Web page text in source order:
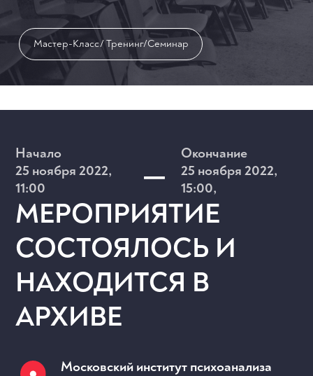
Мастер-Класс/ Тренинг/Семинар
Начало
25 ноября 2022,
11:00
–
Окончание
25 ноября 2022,
15:00,
МЕРОПРИЯТИЕ
СОСТОЯЛОСЬ И
НАХОДИТСЯ В
АРХИВЕ
Московский институт психоанализа